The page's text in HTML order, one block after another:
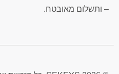
– ותשלום מאובטח.